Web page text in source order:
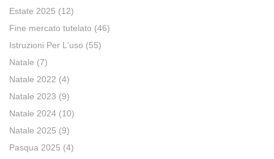
Estate 2025 (12)
Fine mercato tutelato (46)
Istruzioni Per L'uso (55)
Natale (7)
Natale 2022 (4)
Natale 2023 (9)
Natale 2024 (10)
Natale 2025 (9)
Pasqua 2025 (4)